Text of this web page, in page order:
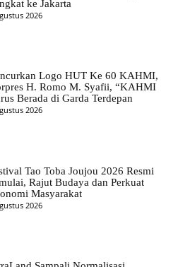
ke Jakarta
2026
Logo HUT Ke 60 KAHMI,
H. Romo M. Syafii, “KAHMI
Berada di Garda Terdepan
2026
Tao Toba Joujou 2026 Resmi
Rajut Budaya dan Perkuat
Masyarakat
2026